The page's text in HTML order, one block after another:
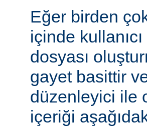
Eğer birden
içinde
dosyası
gayet basittir
düzenleyici ile
içeriği